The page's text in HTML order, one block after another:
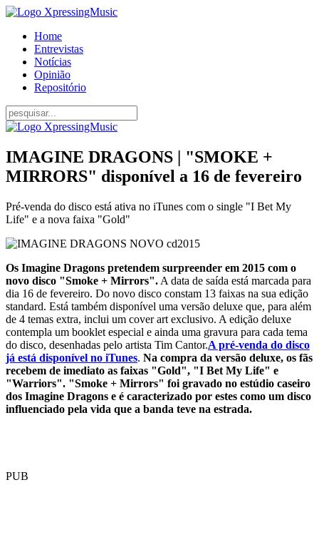
Home
Entrevistas
Notícias
Opinião
Repositório
IMAGINE DRAGONS | "SMOKE +
MIRRORS" disponível a 16 de fevereiro
Pré-venda do disco está ativa no iTunes com o single "I Bet My
Life" e a nova faixa "Gold"
Os Imagine Dragons pretendem surpreender em 2015 com o
novo disco "Smoke + Mirrors". A data de saída está marcada para
dia 16 de fevereiro. Do novo disco constam 13 faixas na sua edição
standard. Está também disponível uma versão deluxe que, para além
de 4 temas extra, inclui um cover art exclusivo. A edição deluxe
contempla um booklet especial e ainda uma gravura para cada tema
do disco, desenhadas pelo artista Tim Cantor.A pré-venda do disco
já está disponível no iTunes. Na compra da versão deluxe, os fãs
recebem de imediato as faixas "Gold", "I Bet My Life" e
"Warriors". "Smoke + Mirrors" foi gravado no estúdio caseiro
dos Imagine Dragons e é caracterizado por estes como um disco
influenciado pela vida que a banda teve na estrada.
PUB